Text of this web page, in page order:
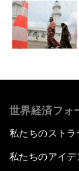
世界経済フォ
私たちのストラ
私たちのアイデ